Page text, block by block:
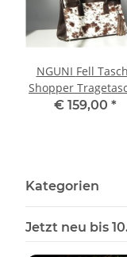
NGUNI Fell Tasche
Shopper
€ 159,00 *
Kategorien
Jetzt neu bis